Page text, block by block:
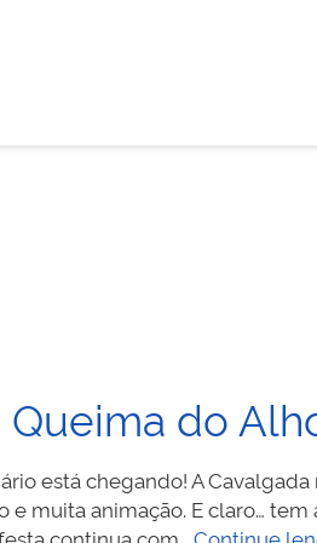
do
está chegando! A
muita animação. E claro… tem